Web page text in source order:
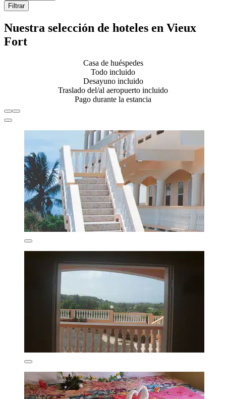
Filtrar
Nuestra selección de hoteles en Vieux
Fort
Casa de huéspedes
Todo incluido
Desayuno incluido
Traslado del/al aeropuerto incluido
Pago durante la estancia